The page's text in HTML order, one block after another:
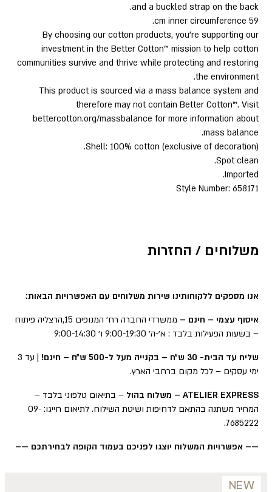
and a buckled strap on the back.
59 cm inner circumference.
By choosing our cotton products, you’re supporting our
investment in the Better Cotton™ mission to help cotton
communities survive and thrive while protecting and restoring
the environment.
This product is sourced via a mass balance system and
therefore may not contain Better Cotton™. Visit
bettercotton.org/massbalance for more information about
mass balance.
Shell: 100% cotton (exclusive of decoration).
Spot clean.
Imported.
Style Number: 658171
משלוחים / החזרות
אנו מספקים ללקוחותינו שירות משלוחים עם האפשרויות הבאות:
איסוף עצמי – חינם –
ממשרדי החברה רח׳ המנופים 15,הרצליה פיתוח
– בשעות הפעילות בלבד : א׳-ה׳ 9:00-19:30 ו׳ 9:00-14:30
שליח עד הבית- 30 ש״ח – בקנייה מעל ל-500 ש״ח – חינם!
| עד 3
ימי עסקים – לכל מקום ברחבי הארץ.
ATELIER EXPRESS – משלוח בהול
– בתיאום טלפוני בלבד –
המחיר משתנה בהתאם לדחיפות ושיטת השילוח. לתיאום חייגו: 09-
7685222.
—– אפשרויות המשלוח יוצגו לפניכם בעמוד הקופה לבחירתכם —–
NEW